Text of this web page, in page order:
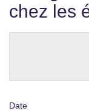
chez les
Date